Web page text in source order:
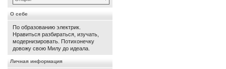
О себе
По образованию электрик.
Нравиться разбираться, изучать,
модернизировать. Потихонечку
довожу свою Милу до идеала.
Личная информация